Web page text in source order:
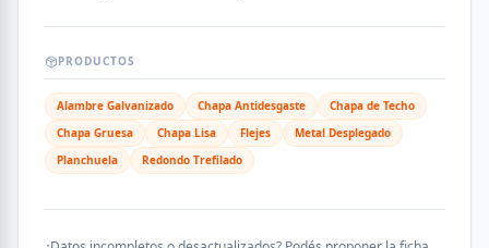
PRODUCTOS
Alambre Galvanizado Chapa Antidesgaste
Chapa de Techo
Chapa Gruesa
Chapa Lisa Flejes
Metal Desplegado
Planchuela
Redondo Trefilado